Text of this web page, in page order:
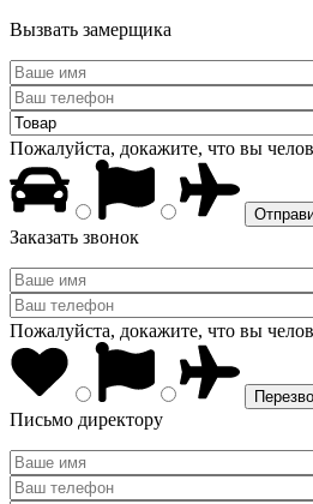
Вызвать замерщика
Пожалуйста, докажите, что вы
Заказать звонок
Пожалуйста, докажите, что вы
Письмо директору